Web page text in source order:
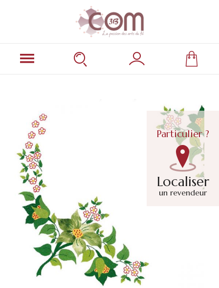
Particulier ?
Localiser
un revendeur